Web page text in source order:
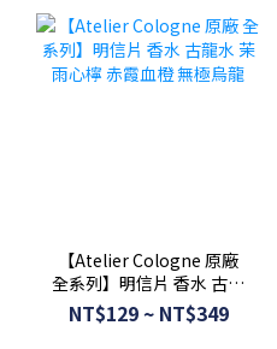
【Atelier Cologne 原廠
全系列】明信片 香水 古龍
水 茉雨心檸 赤霞血橙 無極
烏龍
NT$129 ~ NT$349